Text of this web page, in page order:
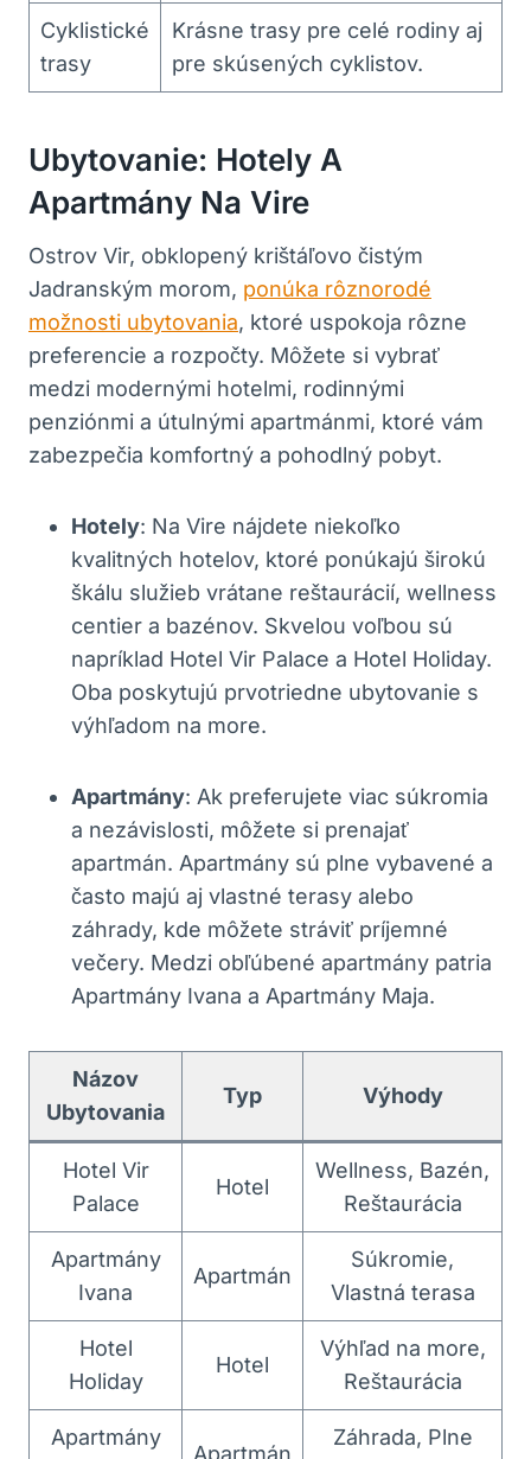
Cyklistické
trasy
Krásne trasy pre celé rodiny aj
pre skúsených cyklistov.
Ubytovanie: Hotely A
Apartmány Na Vire
Ostrov Vir, obklopený krištáľovo čistým
Jadranským morom, ponúka rôznorodé
možnosti ubytovania, ktoré uspokoja rôzne
preferencie a rozpočty. Môžete si vybrať
medzi modernými hotelmi, rodinnými
penziónmi a útulnými apartmánmi, ktoré vám
zabezpečia komfortný a pohodlný pobyt.
Hotely: Na Vire nájdete niekoľko
kvalitných hotelov, ktoré ponúkajú širokú
škálu služieb vrátane reštaurácií, wellness
centier a bazénov. Skvelou voľbou sú
napríklad Hotel Vir Palace a Hotel Holiday.
Oba poskytujú prvotriedne ubytovanie s
výhľadom na more.
Apartmány: Ak preferujete viac súkromia
a nezávislosti, môžete si prenajať
apartmán. Apartmány sú plne vybavené a
často majú aj vlastné terasy alebo
záhrady, kde môžete stráviť príjemné
večery. Medzi obľúbené apartmány patria
Apartmány Ivana a Apartmány Maja.
Názov
Ubytovania
Typ Výhody
Hotel Vir
Palace
Hotel
Wellness, Bazén,
Reštaurácia
Apartmány
Ivana
Apartmán
Súkromie,
Vlastná terasa
Hotel
Holiday
Hotel
Výhľad na more,
Reštaurácia
Apartmány
Apartmán
Záhrada, Plne